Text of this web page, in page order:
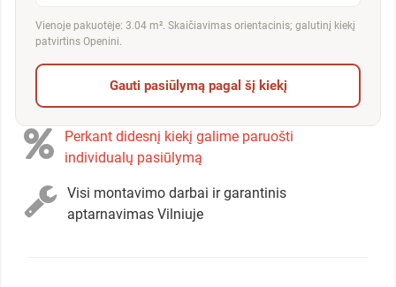
Vienoje pakuotėje: 3.04 m². Skaičiavimas orientacinis; galutinį kiekį
patvirtins Openini.
Gauti pasiūlymą pagal šį kiekį
Perkant didesnį kiekį galime paruošti
individualų pasiūlymą
Visi montavimo darbai ir garantinis
aptarnavimas Vilniuje